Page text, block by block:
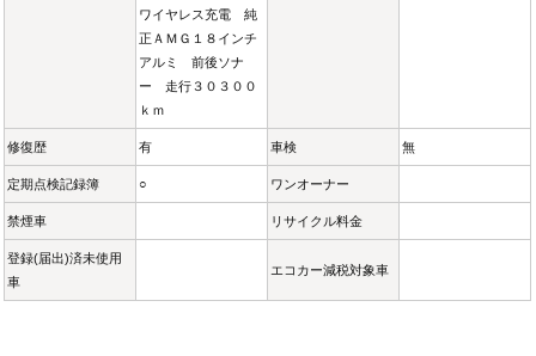
ワイヤレス充電 純
正ＡＭＧ１８インチ
アルミ 前後ソナ
ー 走行３０３００
ｋｍ
修復歴 有 車検 無
定期点検記録簿 ○ ワンオーナー
禁煙車 リサイクル料金
登録(届出)済未使用
車
エコカー減税対象車